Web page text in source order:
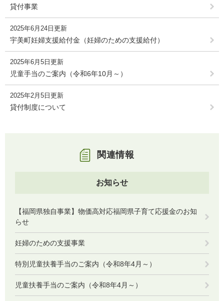
貸付事業
2025年6月24日更新
宇美町妊婦支援給付金（妊婦のための支援給付）
2025年6月5日更新
児童手当のご案内（令和6年10月～）
2025年2月5日更新
貸付制度について
関連情報
お知らせ
【福岡県独自事業】物価高対応福岡県子育て応援金のお知
らせ
妊婦のための支援事業
特別児童扶養手当のご案内（令和8年4月～）
児童扶養手当のご案内（令和8年4月～）